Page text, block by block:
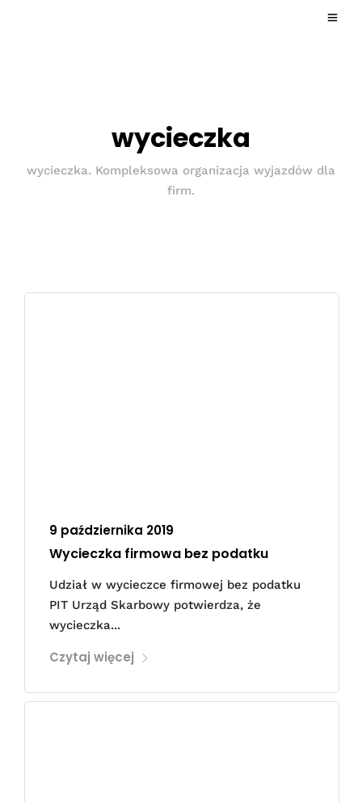
wycieczka
wycieczka. Kompleksowa organizacja wyjazdów dla
firm.
9 października 2019
Wycieczka firmowa bez podatku
Udział w wycieczce firmowej bez podatku
PIT Urząd Skarbowy potwierdza, że
wycieczka...
Czytaj więcej